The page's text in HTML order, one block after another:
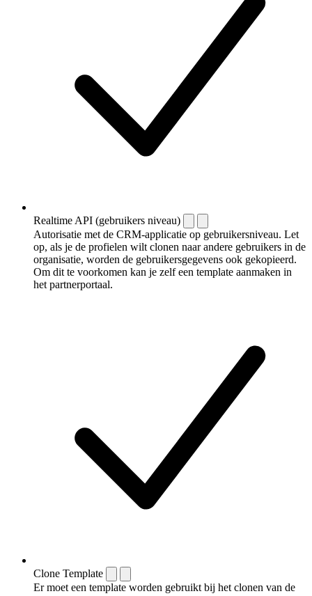
Realtime API (gebruikers niveau)
Autorisatie met de CRM-applicatie op gebruikersniveau. Let
op, als je de profielen wilt clonen naar andere gebruikers in de
organisatie, worden de gebruikersgegevens ook gekopieerd.
Om dit te voorkomen kan je zelf een template aanmaken in
het partnerportaal.
Clone Template
Er moet een template worden gebruikt bij het clonen van de